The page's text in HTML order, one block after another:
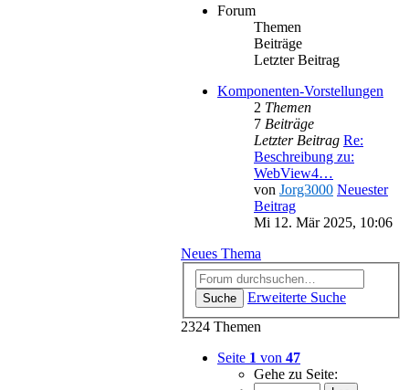
Forum
Themen
Beiträge
Letzter Beitrag
Komponenten-Vorstellungen
2 Themen
7 Beiträge
Letzter Beitrag Re:
Beschreibung zu:
WebView4…
von Jorg3000 Neuester
Beitrag
Mi 12. Mär 2025, 10:06
Neues Thema
Suche
Erweiterte Suche
2324 Themen
Seite 1 von 47
Gehe zu Seite: